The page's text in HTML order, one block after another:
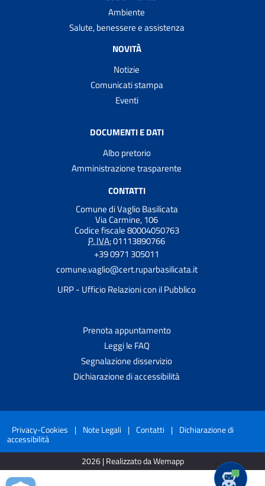
Ambiente
Salute, benessere e assistenza
NOVITÀ
Notizie
Comunicati stampa
Eventi
DOCUMENTI E DATI
Albo pretorio
Amministrazione trasparente
CONTATTI
Comune di Vaglio Basilicata
Via Carmine, 106
Codice fiscale 80004050763
P. IVA:01113890766
+39 0971 305011
comune.vaglio@cert.ruparbasilicata.it
URP - Ufficio Relazioni con il Pubblico
Prenota appuntamento
Leggi le FAQ
Segnalazione disservizio
Dichiarazione di accessibilità
Privacy-Cookies | Note Legali | Contatti | Dichiarazione di
accessibilità
2026 | Realizzato da Wemapp